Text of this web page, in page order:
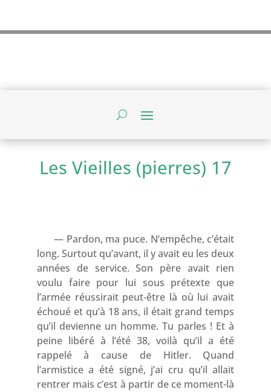
Les Vieilles (pierres) 17
— Pardon, ma puce. N’empêche, c’était
long. Surtout qu’avant, il y avait eu les deux
années de service. Son père avait rien
voulu faire pour lui sous prétexte que
l’armée réussirait peut-être là où lui avait
échoué et qu’à 18 ans, il était grand temps
qu’il devienne un homme. Tu parles ! Et à
peine libéré à l’été 38, voilà qu’il a été
rappelé à cause de Hitler. Quand
l’armistice a été signé, j’ai cru qu’il allait
rentrer mais c’est à partir de ce moment-là